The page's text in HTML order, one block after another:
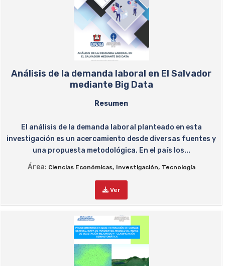
Análisis de la demanda laboral en El Salvador
mediante Big Data
Resumen
El análisis de la demanda laboral planteado en esta
investigación es un acercamiento desde diversas fuentes y
una propuesta metodológica. En el país los...
Área: Ciencias Económicas, Investigación, Tecnología
Ver